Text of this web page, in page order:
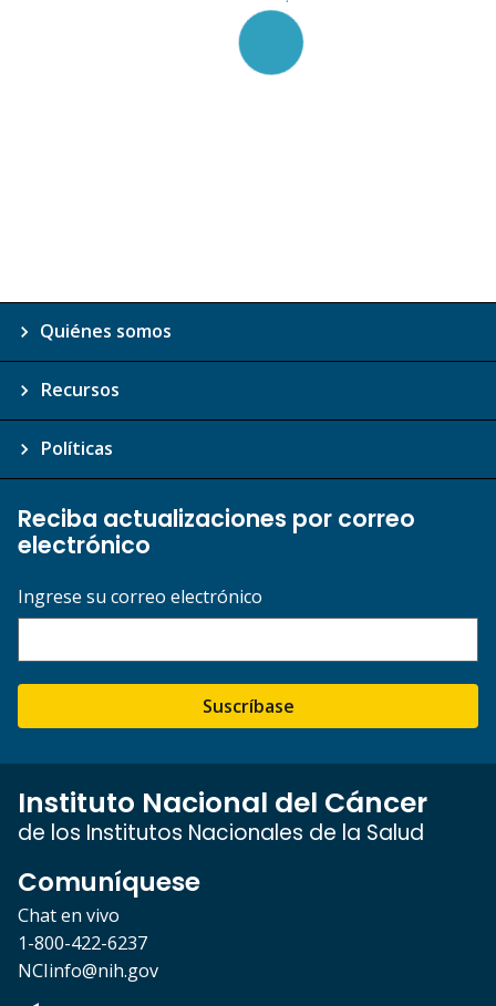
Quiénes somos
Recursos
Políticas
Reciba actualizaciones por correo
electrónico
Ingrese su correo electrónico
Suscríbase
Instituto Nacional del Cáncer
de los Institutos Nacionales de la Salud
Comuníquese
Chat en vivo
1-800-422-6237
NCIinfo@nih.gov